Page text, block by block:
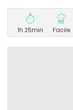
1h 25min Facile